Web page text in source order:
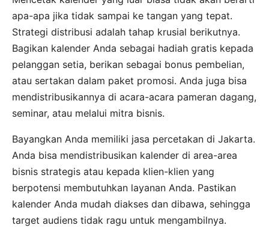
apa-apa jika tidak sampai ke tangan yang tepat.
Strategi distribusi adalah tahap krusial berikutnya.
Bagikan kalender Anda sebagai hadiah gratis kepada
pelanggan setia, berikan sebagai bonus pembelian,
atau sertakan dalam paket promosi. Anda juga bisa
mendistribusikannya di acara-acara pameran dagang,
seminar, atau melalui mitra bisnis.
Bayangkan Anda memiliki jasa percetakan di Jakarta.
Anda bisa mendistribusikan kalender di area-area
bisnis strategis atau kepada klien-klien yang
berpotensi membutuhkan layanan Anda. Pastikan
kalender Anda mudah diakses dan dibawa, sehingga
target audiens tidak ragu untuk mengambilnya.